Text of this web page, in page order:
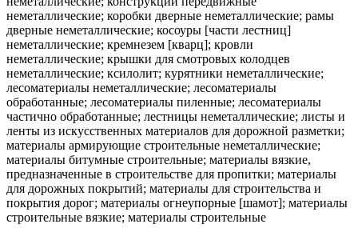
неметаллические; коробки дверные неметаллические; рамы
дверные неметаллические; косоуры [части лестниц]
неметаллические; кремнезем [кварц]; кровли
неметаллические; крышки для смотровых колодцев
неметаллические; ксилолит; курятники неметаллические;
лесоматериалы неметаллические; лесоматериалы
обработанные; лесоматериалы пиленные; лесоматериалы
частично обработанные; лестницы неметаллические; листы и
ленты из искусственных материалов для дорожной разметки;
материалы армирующие строительные неметаллические;
материалы битумные строительные; материалы вязкие,
предназначенные в строительстве для пропитки; материалы
для дорожных покрытий; материалы для строительства и
покрытия дорог; материалы огнеупорные [шамот]; материалы
строительные вязкие; материалы строительные